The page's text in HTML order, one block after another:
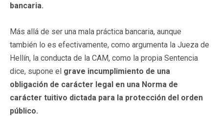
bancaria.
Más allá de ser una mala práctica bancaria, aunque
también lo es efectivamente, como argumenta la Jueza de
Hellín, la conducta de la CAM, como la propia Sentencia
dice, supone el grave incumplimiento de una
obligación de carácter legal en una Norma de
carácter tuitivo dictada para la protección del orden
público.